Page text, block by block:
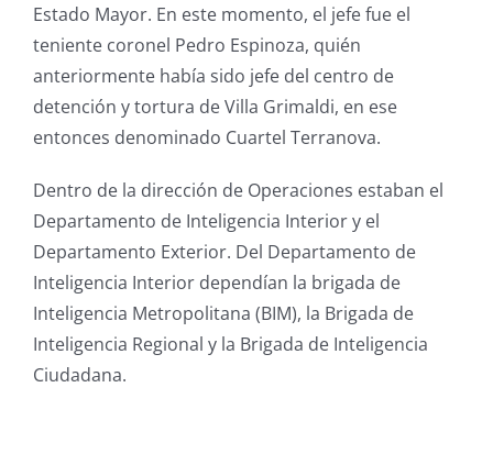
Estado Mayor. En este momento, el jefe fue el
teniente coronel Pedro Espinoza, quién
anteriormente había sido jefe del centro de
detención y tortura de Villa Grimaldi, en ese
entonces denominado Cuartel Terranova.
Dentro de la dirección de Operaciones estaban el
Departamento de Inteligencia Interior y el
Departamento Exterior. Del Departamento de
Inteligencia Interior dependían la brigada de
Inteligencia Metropolitana (BIM), la Brigada de
Inteligencia Regional y la Brigada de Inteligencia
Ciudadana.